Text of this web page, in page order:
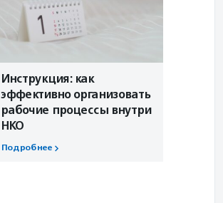
Инструкция: как
эффективно организовать
рабочие процессы внутри
НКО
Подробнее